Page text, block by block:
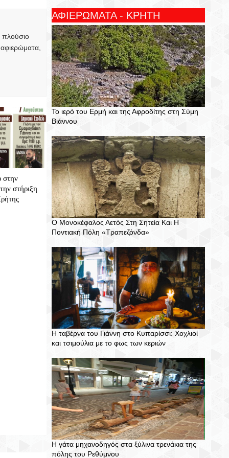
πλούσιο
στην
στήριξη
ΑΦΙΕΡΩΜΑΤΑ - ΚΡΗΤΗ
Το ιερό του Ερμή και της Αφροδίτης στη Σύμη
Βιάννου
Ο Μονοκέφαλος Αετός Στη Σητεία Και Η
Ποντιακή Πόλη «Τραπεζόνδα»
Η ταβέρνα του Γιάννη στο Κυπαρίσσι: Χοχλιοί
και τσιμούλια με το φως των κεριών
Η γάτα μηχανοδηγός στα ξύλινα τρενάκια της
πόλης του Ρεθύμνου